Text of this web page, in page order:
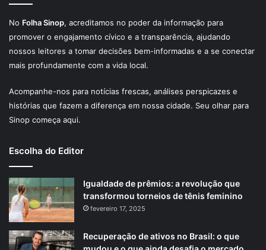
No Folha Sinop, acreditamos no poder da informação para
promover o engajamento cívico e a transparência, ajudando
nossos leitores a tomar decisões bem-informadas e a se conectar
mais profundamente com a vida local.
Acompanhe-nos para notícias frescas, análises perspicazes e
histórias que fazem a diferença em nossa cidade. Seu olhar para
Sinop começa aqui.
Escolha do Editor
Igualdade de prêmios: a revolução que
transformou torneios de tênis feminino
fevereiro 17, 2025
Recuperação de ativos no Brasil: o que